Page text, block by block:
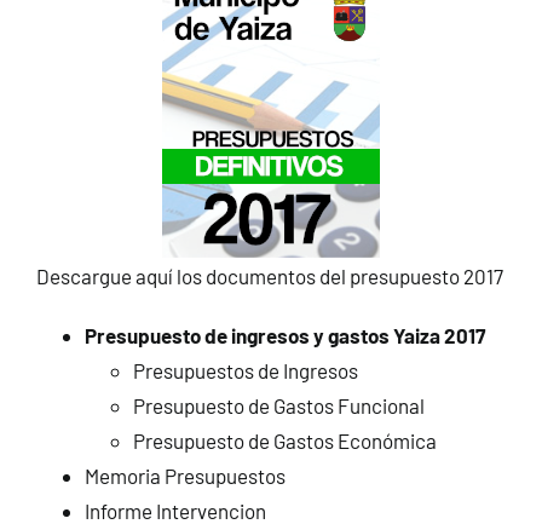
Descargue aquí los documentos del presupuesto 2017
Presupuesto de ingresos y gastos Yaiza 2017
Presupuestos de Ingresos
Presupuesto de Gastos Funcional
Presupuesto de Gastos Económica
Memoria Presupuestos
Informe Intervencion